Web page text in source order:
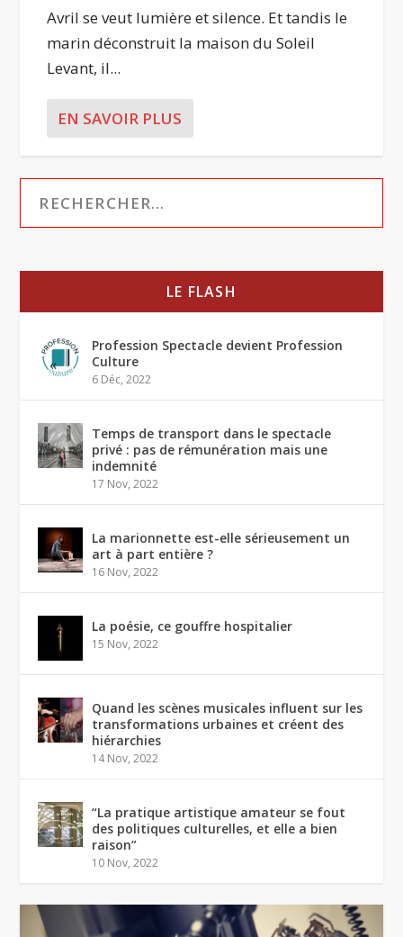
Avril se veut lumière et silence. Et tandis le
marin déconstruit la maison du Soleil
Levant, il...
EN SAVOIR PLUS
LE FLASH
Profession Spectacle devient Profession
Culture
6 Déc, 2022
Temps de transport dans le spectacle
privé : pas de rémunération mais une
indemnité
17 Nov, 2022
La marionnette est-elle sérieusement un
art à part entière ?
16 Nov, 2022
La poésie, ce gouffre hospitalier
15 Nov, 2022
Quand les scènes musicales influent sur les
transformations urbaines et créent des
hiérarchies
14 Nov, 2022
“La pratique artistique amateur se fout
des politiques culturelles, et elle a bien
raison”
10 Nov, 2022